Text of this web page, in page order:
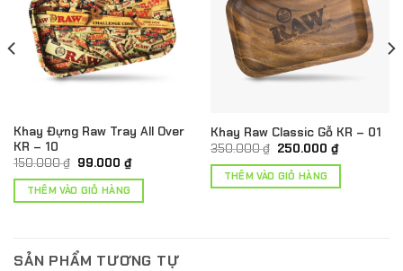
Khay Đựng Raw Tray All Over
KR – 10
150.000₫ Giá
là:
150.000 ₫.
99.000 ₫Giá
hiện
tại
là:
THÊM VÀO GIỎ HÀNG
Khay Raw Classic Gỗ KR – 01
350.000₫ Giá
là:
350.000 ₫.
250.000 ₫Giá
hiện
tại
THÊM VÀO GIỎ HÀNG
SẢN PHẨM TƯƠNG TỰ